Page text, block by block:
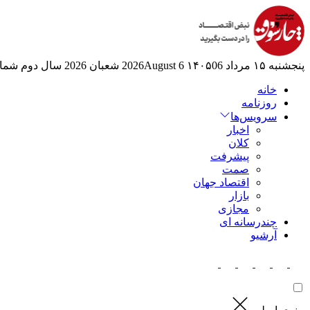
پنجشنبه ۱۵ مرداد ۱۴۰۵ 06 2026August 6 شعبان 2026 سال دوم
خانه
روزنامه
سرویس‌ها
اخبار
کلان
پیشرفت
صمت
اقتصاد جهان
بازار
مجازی
چندرسانه ای
آرشیو